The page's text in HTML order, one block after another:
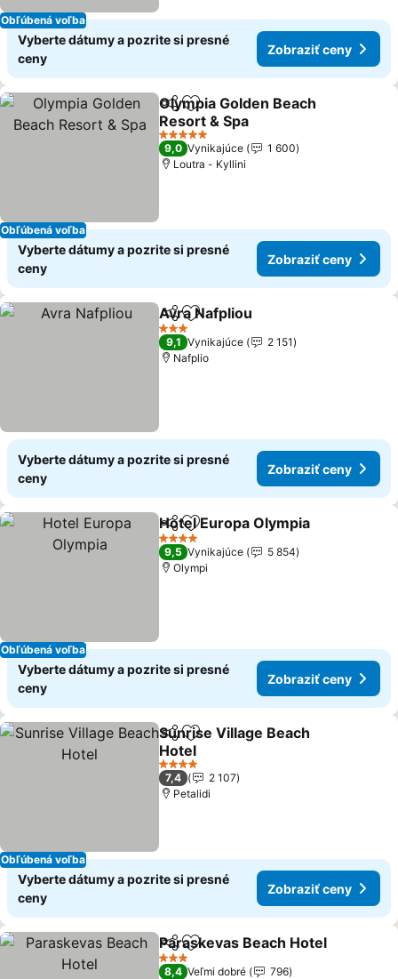
Obľúbená voľba
Vyberte dátumy a pozrite si presné
ceny
Zobraziť ceny
Obľúbená voľba
ZdieľaťPridať do obľúbených
Olympia Golden Beach
Resort & Spa
Zobraziť ceny
5 Počet hviezdičiek
9,0 Vynikajúce
1 600
Loutra - Kyllini
Vyberte dátumy a pozrite si presné
ceny
Zobraziť ceny
ZdieľaťPridať do obľúbených
Avra Nafpliou
3 Počet hviezdičiek
9,1 Vynikajúce
2 151
Nafplio
Vyberte dátumy a pozrite si presné
ceny
Zobraziť ceny
Obľúbená voľba
ZdieľaťPridať do obľúbených
Hotel Europa Olympia
4 Počet hviezdičiek
9,5 Vynikajúce
5 854
Olympi
Vyberte dátumy a pozrite si presné
ceny
Zobraziť ceny
Obľúbená voľba
ZdieľaťPridať do obľúbených
Sunrise Village Beach
Hotel
Zobraziť ceny
4 Počet hviezdičiek
7,4
2 107
Petalidi
Vyberte dátumy a pozrite si presné
ceny
Zobraziť ceny
ZdieľaťPridať do obľúbených
Paraskevas Beach Hotel
3 Počet hviezdičiek
8,4 Veľmi dobré
796